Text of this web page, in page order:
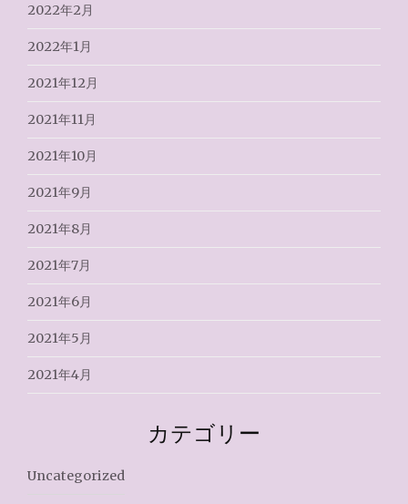
2022年2月
2022年1月
2021年12月
2021年11月
2021年10月
2021年9月
2021年8月
2021年7月
2021年6月
2021年5月
2021年4月
カテゴリー
Uncategorized